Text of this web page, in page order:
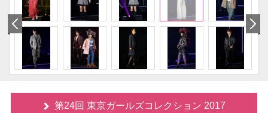
第24回 東京ガールズコレクション 2017